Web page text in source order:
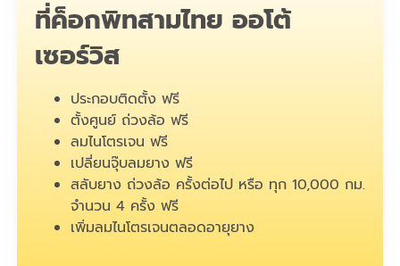
ที่ค็อกพิทสามไทย ออโต้
เซอร์วิส
ประกอบติดตั้ง ฟรี
ตั้งศูนย์ ถ่วงล้อ ฟรี
ลมไนโตรเจน ฟรี
เปลี่ยนจุ๊บลมยาง ฟรี
สลับยาง ถ่วงล้อ ครั้งต่อไป หรือ ทุก 10,000 กม.
จำนวน 4 ครั้ง ฟรี
เพิ่มลมไนโตรเจนตลอดอายุยาง